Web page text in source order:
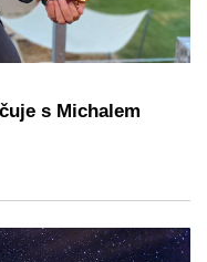
s Michalem